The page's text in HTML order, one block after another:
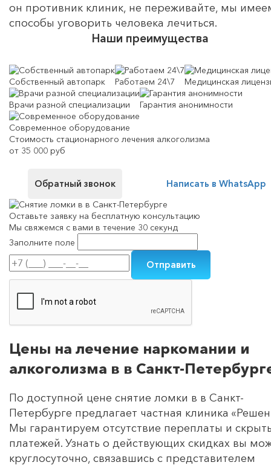
он противник клиник, не переживайте, мы
способы уговорить человека лечиться.
Наши преимущества
Собственный автопарк Работаем 24\7 Медицинская
Врачи разной специализации Гарантия анонимности
Современное оборудование
Стоимость стационарного лечения алкоголизма
от 35 000 руб
Обратный звонок Написать в WhatsApp
Оставьте заявку на бесплатную консультацию
Мы свяжемся с вами в течение 30 секунд
Заполните поле
Цены на лечение наркомании и
алкоголизма в в Санкт-
По доступной цене снятие ломки в в Санкт-
Петербурге предлагает частная клиника
Мы гарантируем отсутствие переплаты и
платежей. Узнать о действующих скидках вы
круглосуточно, связавшись с представителем